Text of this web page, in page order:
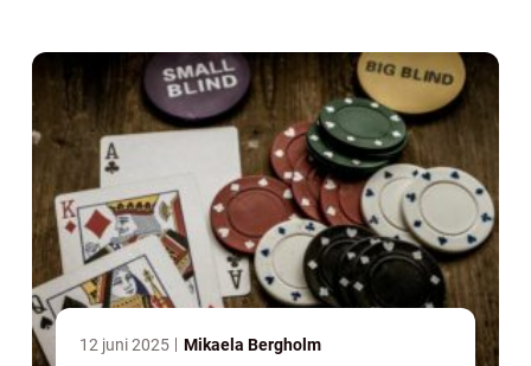
12 juni 2025 Mikaela Bergholm